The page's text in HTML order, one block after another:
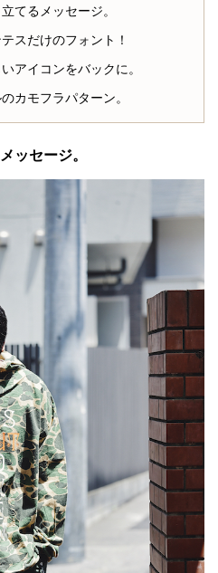
てるメッセージ。
スだけのフォント！
アイコンをバックに。
カモフラパターン。
ッセージ。